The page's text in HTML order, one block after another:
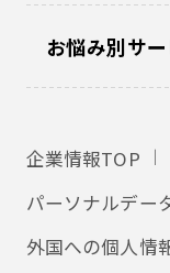
お悩み別サ
企業情報TOP
パーソナルデー
外国への個人情